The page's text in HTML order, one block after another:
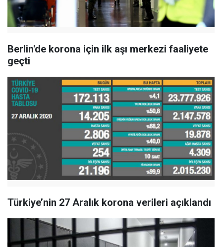
Berlin'de korona için ilk aşı merkezi faaliyete
geçti
Türkiye’nin 27 Aralık korona verileri açıklandı